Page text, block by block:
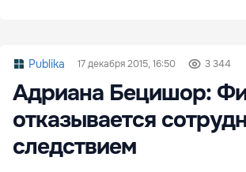
Publika 17 декабря 2015, 16:50 3 344
Адриана Бецишор:
отказывается
следствием